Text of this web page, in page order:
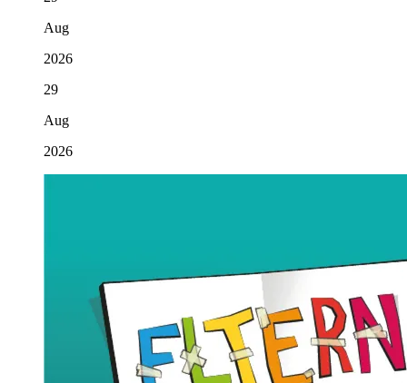
Aug
2026
29
Aug
2026